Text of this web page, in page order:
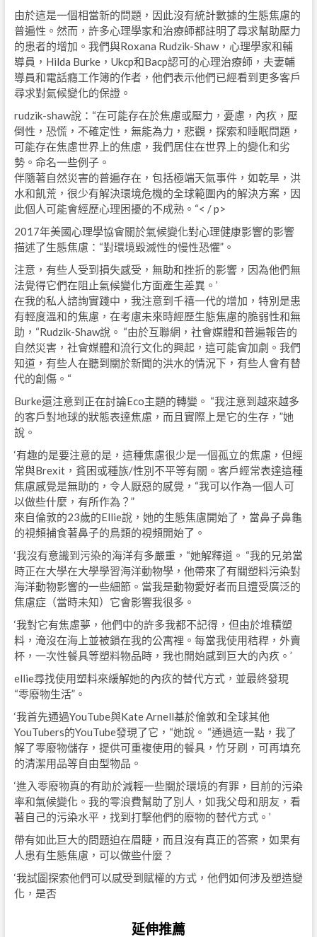
由於這是一個相當新的問題，因此沒有統計數據的生態焦慮的
普遍性。然而，許多心理學家和治療師都註明了尋求幫助壓力
的患者的增加。我們與Roxana Rudzik-Shaw，心理學家和輔
導員，Hilda Burke，Ukcp和Bacp認可的心理治療師，夫妻輔
導員和電話癮工作簿的作者，他們表示他們已經看到更多客戶
尋求對氣候變化的保證。
rudzik-shaw說：“在可能存在於焦慮或壓力，憂慮，內疚，壓
倒性，恐慌，不確定性，無能為力，悲觀，探索和睡眠問題，
可能存在焦慮世界上的焦慮，我們居住在世界上的變化和劣
勢。命名一些例子。
伴隨著自然災害的普遍存在，包括極端天氣事件，如乾旱，洪
水和飢荒，很少有解決環境危機的全球範圍內的解決方案，因
此個人可能會經歷心理困擾的不成熟。“< / p>
2017年美國心理學協會關於氣候變化對心理健康影響的影響
描述了生態焦慮：“對環境毀滅性的慢性恐懼”。
注意，有些人受到損失感受，無助和挫折的影響，因為他們無
法覺得它們在阻止氣候變化方面產生差異。’
在我的私人諮詢實踐中，我注意到千禧一代的增加，特別是患
有輕度溫和的焦慮，在考慮未來時經歷生態焦慮的脆弱性和無
助，“Rudzik-Shaw說。 “由於互聯網，社會媒體和普遍報告的
自然災害，社會媒體和流行文化的興起，這可能會加劇。我們
知道，有些人在聽到關於新聞的洪水的情況下，有些人會有替
代的創傷。“
Burke還注意到正在討論Eco主題的轉變。 “我注意到越來越多
的客戶對地球的狀態表達焦慮，而且實際上是它的生存，”她
說。
‘有趣的是要注意的是，這種焦慮很少是一個孤立的焦慮，但經
常與Brexit，貧困或種族/性別不平等有關。客戶經常表達這種
焦慮感覺是無助的，令人厭惡的感覺，“我可以作為一個人可
以做些什麼，有所作為？”
來自倫敦的23歲的Ellie說，她的生態焦慮開始了，當鼻子鼻龜
的視頻捕食著鼻子的鳥類的視頻開始了。
‘我沒有意識到污染的海洋有多嚴重，“她解釋道。 “我的兄弟當
時正在大學在大學學習海洋動物學，他帶來了有關塑料污染對
海洋動物影響的一些細節。當我是動物愛好者而且遭受廣泛的
焦慮症（當時未知）它會影響我很多。
‘我對它有焦慮夢，他們中的許多我都不記得，但由於堆積塑
料，淹沒在海上並被鎖在我的公寓裡。每當我使用秸稈，外賣
杯，一次性餐具等塑料物品時，我也開始感到巨大的內疚。’
ellie尋找使用塑料來緩解她的內疚的替代方式，並最終發現
“零廢物生活”。
‘我首先通過YouTube與Kate Arnell基於倫敦和全球其他
YouTubers的YouTube發現了它，“她說。 “通過這一點，我了
解了零廢物儲存，提供可重複使用的餐具，竹牙刷，可再填充
的清潔用品等自由型物品。
‘進入零廢物真的有助於減輕一些關於環境的有罪，目前的污染
率和氣候變化。我的零浪費幫助了別人，如我父母和朋友，看
著自己的污染水平，找到打擊他們的廢物的替代方式。’
帶有如此巨大的問題迫在眉睫，而且沒有真正的答案，如果有
人患有生態焦慮，可以做些什麼？
‘我試圖探索他們可以感受到賦權的方式，他們如何涉及塑造變
化，是否
延伸推薦